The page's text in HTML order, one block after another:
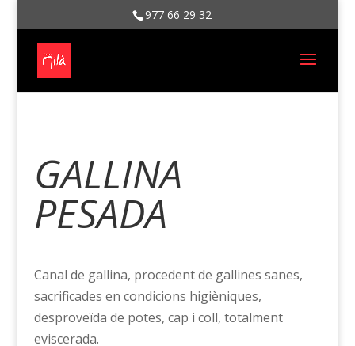
977 66 29 32
GALLINA
PESADA
Canal de gallina, procedent de gallines sanes,
sacrificades en condicions higièniques,
desproveïda de potes, cap i coll, totalment
eviscerada.